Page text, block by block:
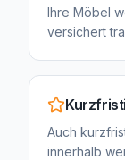
Ihre Möbel
versichert
Auch
innerhalb